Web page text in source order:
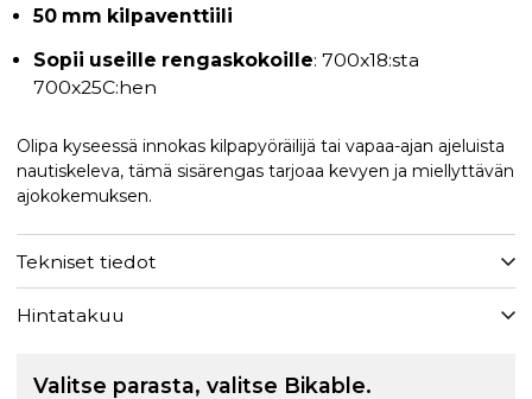
50 mm kilpaventtiili
Sopii useille rengaskokoille: 700x18:sta
700x25C:hen
Olipa kyseessä innokas kilpapyöräilijä tai vapaa-ajan ajeluista
nautiskeleva, tämä sisärengas tarjoaa kevyen ja miellyttävän
ajokokemuksen.
Tekniset tiedot
Hintatakuu
Valitse parasta, valitse Bikable.